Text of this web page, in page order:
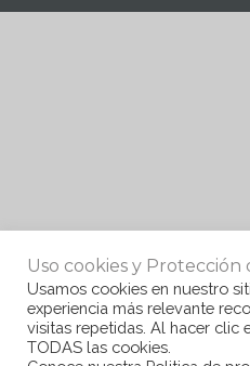
Uso cookies y Protección
Usamos cookies en nuestro
experiencia más relevante
visitas repetidas. Al hacer clic
TODAS las cookies.